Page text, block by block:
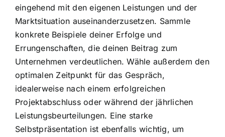
eingehend mit den eigenen Leistungen und der
Marktsituation auseinanderzusetzen. Sammle
konkrete Beispiele deiner Erfolge und
Errungenschaften, die deinen Beitrag zum
Unternehmen verdeutlichen. Wähle außerdem den
optimalen Zeitpunkt für das Gespräch,
idealerweise nach einem erfolgreichen
Projektabschluss oder während der jährlichen
Leistungsbeurteilungen. Eine starke
Selbstpräsentation ist ebenfalls wichtig, um